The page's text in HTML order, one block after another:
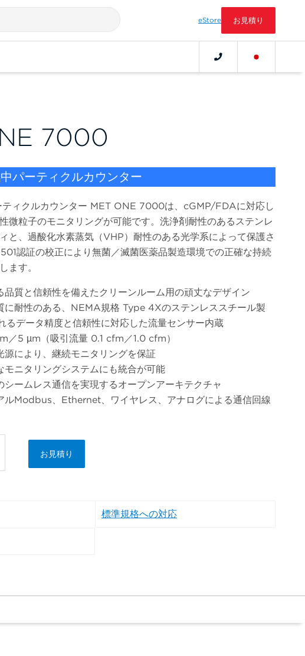
eStore お見積り
7000
パーティクルカウンター
ティクルカウンター MET ONE 7000は、cGMP/FDAに対応し
微粒子のモニタリングが可能です。洗浄剤耐性のあるステンレ
と、過酸化水素蒸気（VHP）耐性のある光学系によって保護さ
認証の校正により無菌／滅菌医薬品製造環境での正確な持続
ます。
品質と信頼性を備えたクリーンルーム用の頑丈なデザイン
に耐性のある、NEMA規格 Type 4Xのステンレススチール製
るデータ精度と信頼性に対応した流量センサー内蔵
／5 µm（吸引流量 0.1 cfm／1.0 cfm）
源により、継続モニタリングを保証
モニタリングシステムにも統合が可能
シームレス通信を実現するオープンアーキテクチャ
ルModbus、Ethernet、ワイヤレス、アナログによる通信回線
お見積り
標準規格への対応